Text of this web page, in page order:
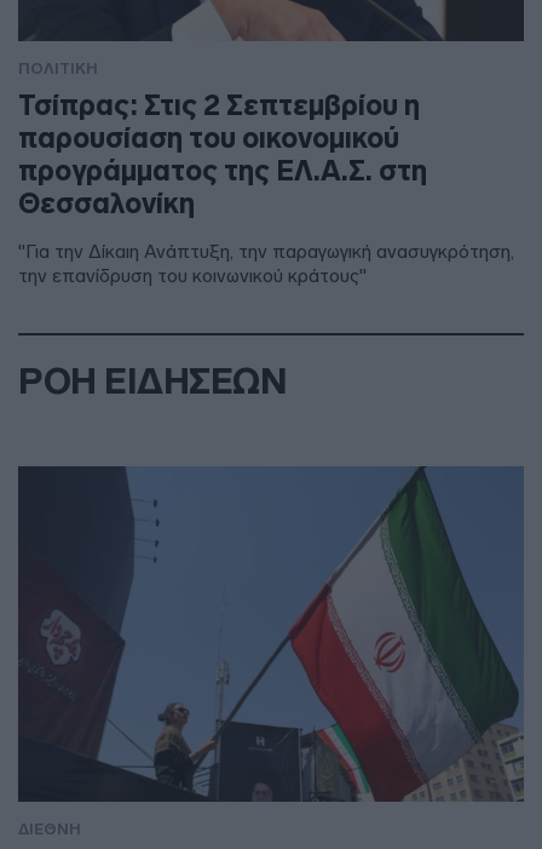
ΠΟΛΙΤΙΚΗ
Τσίπρας: Στις 2 Σεπτεμβρίου η
παρουσίαση του οικονομικού
προγράμματος της ΕΛ.Α.Σ. στη
Θεσσαλονίκη
"Για την Δίκαιη Ανάπτυξη, την παραγωγική ανασυγκρότηση,
την επανίδρυση του κοινωνικού κράτους"
ΡΟΗ ΕΙΔΗΣΕΩΝ
ΔΙΕΘΝΗ